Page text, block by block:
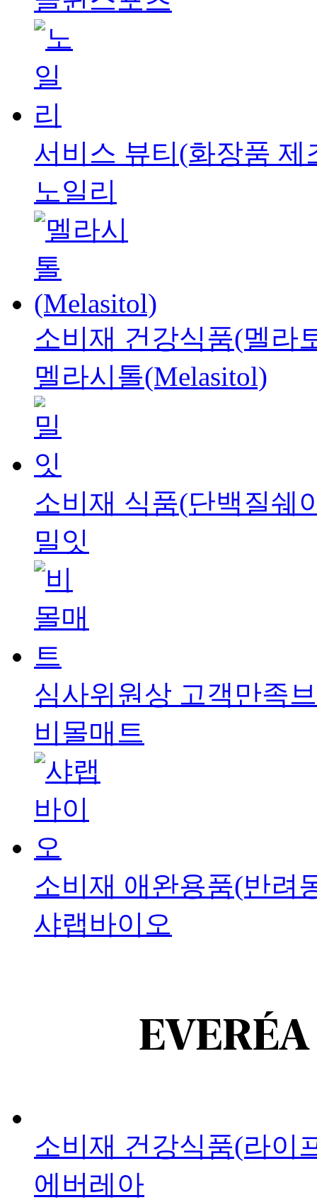
서비스 뷰티(화장품 제
노일리
소비재 건강식품(멜라
멜라시톨(Melasitol)
소비재 식품(단백질쉐
밀잇
심사위원상 고객만족
비몰매트
소비재 애완용품(반려
샤랩바이오
소비재 건강식품(라이
에버레아